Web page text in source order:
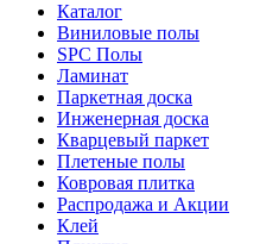
Каталог
Виниловые полы
SPC Полы
Ламинат
Паркетная доска
Инженерная доска
Кварцевый паркет
Плетеные полы
Ковровая плитка
Распродажа и Акции
Клей